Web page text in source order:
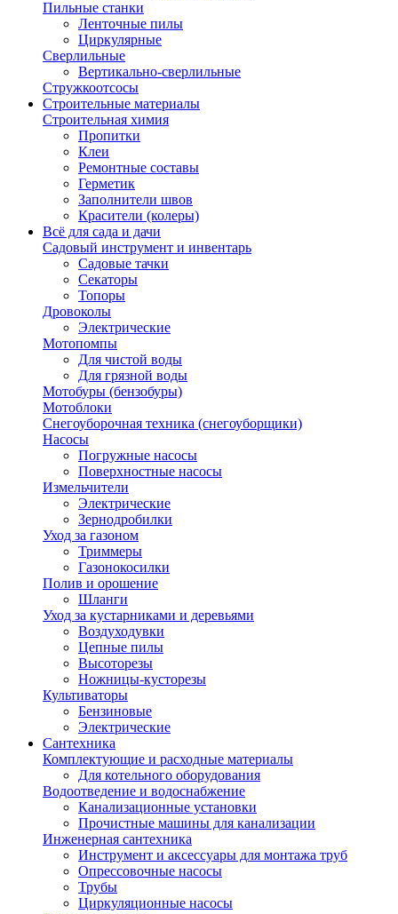
Пильные станки
Ленточные пилы
Циркулярные
Сверлильные
Вертикально-сверлильные
Стружкоотсосы
Строительные материалы
Строительная химия
Пропитки
Клеи
Ремонтные составы
Герметик
Заполнители швов
Красители (колеры)
Всё для сада и дачи
Садовый инструмент и инвентарь
Садовые тачки
Секаторы
Топоры
Дровоколы
Электрические
Мотопомпы
Для чистой воды
Для грязной воды
Мотобуры (бензобуры)
Мотоблоки
Снегоуборочная техника (снегоуборщики)
Насосы
Погружные насосы
Поверхностные насосы
Измельчители
Электрические
Зернодробилки
Уход за газоном
Триммеры
Газонокосилки
Полив и орошение
Шланги
Уход за кустарниками и деревьями
Воздуходувки
Цепные пилы
Высоторезы
Ножницы-кусторезы
Культиваторы
Бензиновые
Электрические
Сантехника
Комплектующие и расходные материалы
Для котельного оборудования
Водоотведение и водоснабжение
Канализационные установки
Прочистные машины для канализации
Инженерная сантехника
Инструмент и аксессуары для монтажа труб
Опрессовочные насосы
Трубы
Циркуляционные насосы